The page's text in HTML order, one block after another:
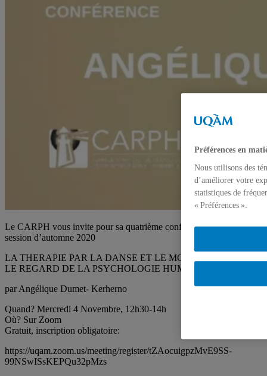
Le CARPH vous invite pour sa quatrième conférence virtuelle de la
session d’automne 2020
LA THERAPIE PAR LA DANSE ET LE MOUVEMENT SOUS
LE REGARD DE LA PSYCHOLOGIE HUMANISTE
par Angélique Dumet- Kerherno
Quand? Mercredi 4 Novembre, 12h30-14h
Où? Sur Zoom
Gratuit, inscription obligatoire:
https://uqam.zoom.us/meeting/register/tZAocuigpzMvE9SS-
99NSwISsKEPQu32pMzs
Préférences en
Nous utilisons des
d’améliorer votre
statistiques de
« Préférences ».